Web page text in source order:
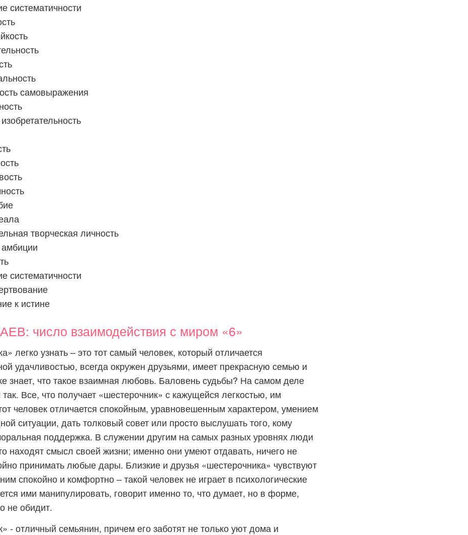
систематичности
самовыражения
творческая личность
систематичности
к истине
число взаимодействия с миром «6»
легко узнать – это тот самый человек, который отличается
удачливостью, всегда окружен друзьями, имеет прекрасную семью и
знает, что такое взаимная любовь. Баловень судьбы? На самом деле
Все, что получает «шестерочник» с кажущейся легкостью, им
человек отличается спокойным, уравновешенным характером, умением
ситуации, дать толковый совет или просто выслушать того, кому
поддержка. В служении другим на самых разных уровнях люди
находят смысл своей жизни; именно они умеют отдавать, ничего не
принимать любые дары. Близкие и друзья «шестерочника» чувствуют
спокойно и комфортно – такой человек не играет в психологические
ими манипулировать, говорит именно то, что думает, но в форме,
не обидит.
- отличный семьянин, причем его заботят не только уют дома и